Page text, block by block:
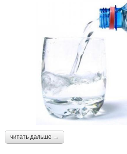
читать дальше →